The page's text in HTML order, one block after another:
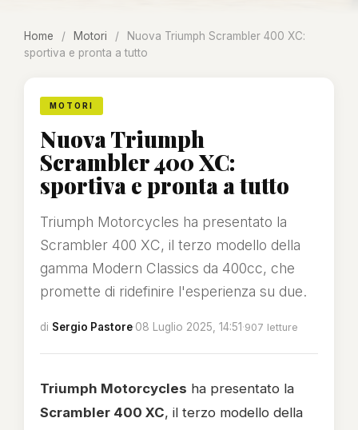
Home / Motori /
Nuova Triumph Scrambler 400 XC:
sportiva e pronta a tutto
MOTORI
Nuova Triumph
Scrambler 400 XC:
sportiva e pronta a tutto
Triumph Motorcycles ha presentato la
Scrambler 400 XC, il terzo modello della
gamma Modern Classics da 400cc, che
promette di ridefinire l'esperienza su due.
di Sergio Pastore·08 Luglio 2025, 14:51·907 letture
Triumph Motorcycles ha presentato la
Scrambler 400 XC, il terzo modello della